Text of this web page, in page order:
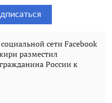
сети Facebook
разместил
России к